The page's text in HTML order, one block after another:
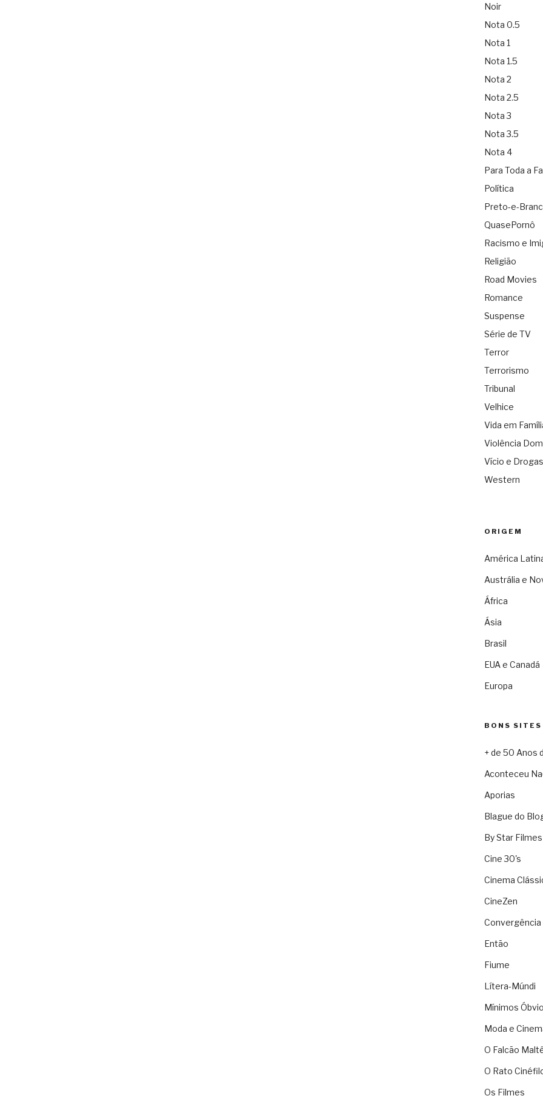
Noir
Nota 0.5
Nota 1
Nota 1.5
Nota 2
Nota 2.5
Nota 3
Nota 3.5
Nota 4
Para Toda a
Política
Preto-e-
QuasePornô
Racismo e
Religião
Road Movies
Romance
Suspense
Série de TV
Terror
Terrorismo
Tribunal
Velhice
Vida em
Violência
Vício e Drogas
Western
ORIGEM
América
Austrália e
África
Ásia
Brasil
EUA e Canadá
Europa
BONS SITES
+ de 50 Anos
Aconteceu
Aporias
Blague do
By Star Filmes
Cine 30's
Cinema
CineZen
Convergência
Então
Fiume
Lítera-Múndi
Mínimos
Moda e
O Falcão
O Rato
Os Filmes